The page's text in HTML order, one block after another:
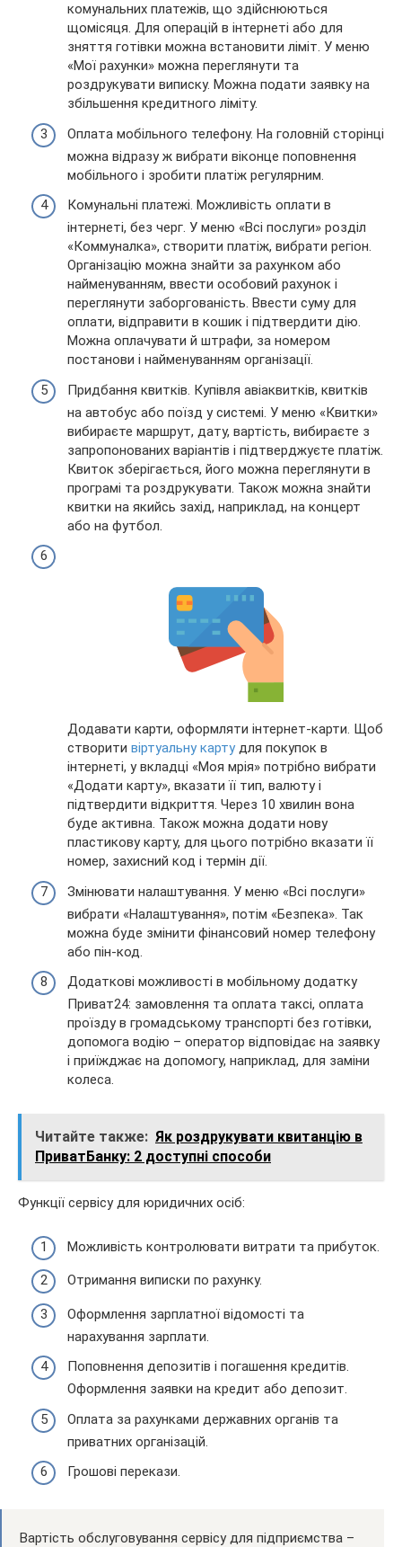
комунальних платежів, що здійснюються
щомісяця. Для операцій в інтернеті або для
зняття готівки можна встановити ліміт. У меню
«Мої рахунки» можна переглянути та
роздрукувати виписку. Можна подати заявку на
збільшення кредитного ліміту.
Оплата мобільного телефону. На головній сторінці
можна відразу ж вибрати віконце поповнення
мобільного і зробити платіж регулярним.
Комунальні платежі. Можливість оплати в
інтернеті, без черг. У меню «Всі послуги» розділ
«Коммуналка», створити платіж, вибрати регіон.
Організацію можна знайти за рахунком або
найменуванням, ввести особовий рахунок і
переглянути заборгованість. Ввести суму для
оплати, відправити в кошик і підтвердити дію.
Можна оплачувати й штрафи, за номером
постанови і найменуванням організації.
Придбання квитків. Купівля авіаквитків, квитків
на автобус або поїзд у системі. У меню «Квитки»
вибираєте маршрут, дату, вартість, вибираєте з
запропонованих варіантів і підтверджуєте платіж.
Квиток зберігається, його можна переглянути в
програмі та роздрукувати. Також можна знайти
квитки на якийсь захід, наприклад, на концерт
або на футбол.
Додавати карти, оформляти інтернет-карти. Щоб
створити віртуальну картудля покупок в
інтернеті, у вкладці «Моя мрія» потрібно вибрати
«Додати карту», вказати її тип, валюту і
підтвердити відкриття. Через 10 хвилин вона
буде активна. Також можна додати нову
пластикову карту, для цього потрібно вказати її
номер, захисний код і термін дії.
Змінювати налаштування. У меню «Всі послуги»
вибрати «Налаштування», потім «Безпека». Так
можна буде змінити фінансовий номер телефону
або пін-код.
Додаткові можливості в мобільному додатку
Приват24: замовлення та оплата таксі, оплата
проїзду в громадському транспорті без готівки,
допомога водію – оператор відповідає на заявку
і приїжджає на допомогу, наприклад, для заміни
колеса.
Читайте также: Як роздрукувати квитанцію в
ПриватБанку: 2 доступні способи
Функції сервісу для юридичних осіб:
Можливість контролювати витрати та прибуток.
Отримання виписки по рахунку.
Оформлення зарплатної відомості та
нарахування зарплати.
Поповнення депозитів і погашення кредитів.
Оформлення заявки на кредит або депозит.
Оплата за рахунками державних органів та
приватних організацій.
Грошові перекази.
Вартість обслуговування сервісу для підприємства –